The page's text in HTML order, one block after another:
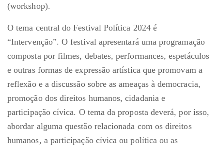
(workshop).
O tema central do Festival Política 2024 é
“Intervenção”. O festival apresentará uma programação
composta por filmes, debates, performances, espetáculos
e outras formas de expressão artística que promovam a
reflexão e a discussão sobre as ameaças à democracia,
promoção dos direitos humanos, cidadania e
participação cívica. O tema da proposta deverá, por isso,
abordar alguma questão relacionada com os direitos
humanos, a participação cívica ou política ou as